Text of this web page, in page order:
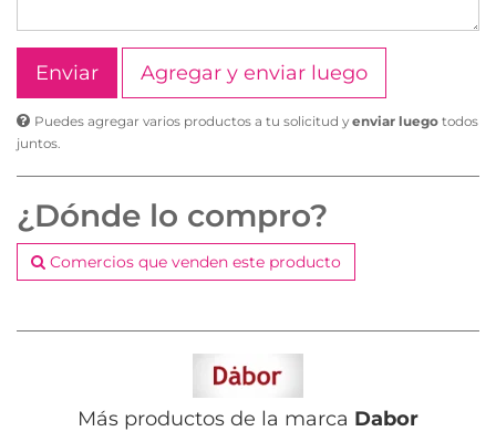
Agregar y enviar luego
Puedes agregar varios productos a tu solicitud y enviar luego todos
juntos.
¿Dónde lo compro?
Comercios que venden este producto
Más productos de la marca Dabor